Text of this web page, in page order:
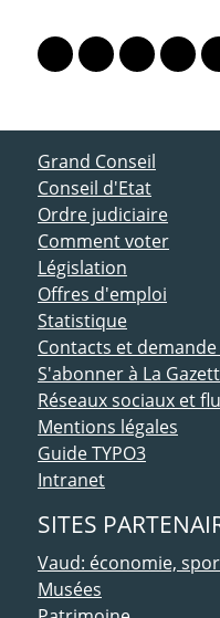
Lien vers le profil
Lien vers le
Lien vers
Lien
ACCÈS DIRECT
Grand Conseil
Conseil d'Etat
Ordre judiciaire
Comment voter
Législation
Offres d'emploi
Statistique
Contacts et
S'abonner à La
Réseaux sociaux et
Mentions légales
Guide TYPO3
Intranet
SITES
Vaud: économie,
Musées